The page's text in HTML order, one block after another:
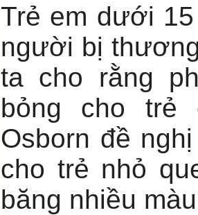
Trẻ em dưới
người bị
ta cho rằng
bỏng cho
Osborn đề
cho trẻ nhỏ
băng nhiều